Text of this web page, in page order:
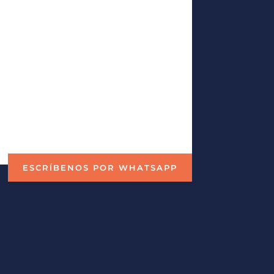
ESCRÍBENOS POR WHATSAPP